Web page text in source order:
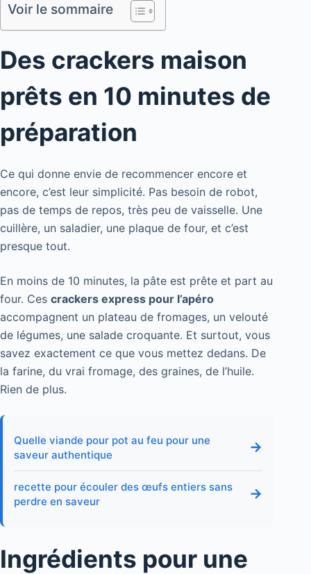
Voir le sommaire
Des crackers maison
prêts en 10 minutes de
préparation
Ce qui donne envie de recommencer encore et
encore, c’est leur simplicité. Pas besoin de robot,
pas de temps de repos, très peu de vaisselle. Une
cuillère, un saladier, une plaque de four, et c’est
presque tout.
En moins de 10 minutes, la pâte est prête et part au
four. Ces crackers express pour l’apéro
accompagnent un plateau de fromages, un velouté
de légumes, une salade croquante. Et surtout, vous
savez exactement ce que vous mettez dedans. De
la farine, du vrai fromage, des graines, de l’huile.
Rien de plus.
Quelle viande pour pot au feu pour une
saveur authentique
→
recette pour écouler des œufs entiers sans
perdre en saveur
→
Ingrédients pour une